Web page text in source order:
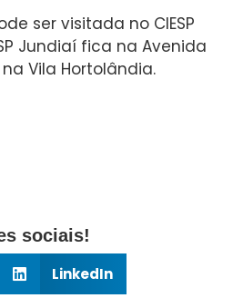
ser visitada no CIESP
Jundiaí fica na Avenida
Vila Hortolândia.
sociais!
LinkedIn